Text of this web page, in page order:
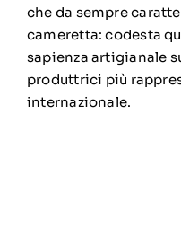
che da sempre
cameretta: codesta
sapienza artigianale
produttrici più
internazionale.